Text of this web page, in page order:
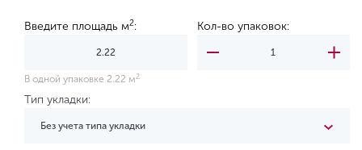
Введите площадь м2: Кол-во упаковок:
В одной упаковке 2.22 м 2
Тип укладки:
Без учета типа укладки